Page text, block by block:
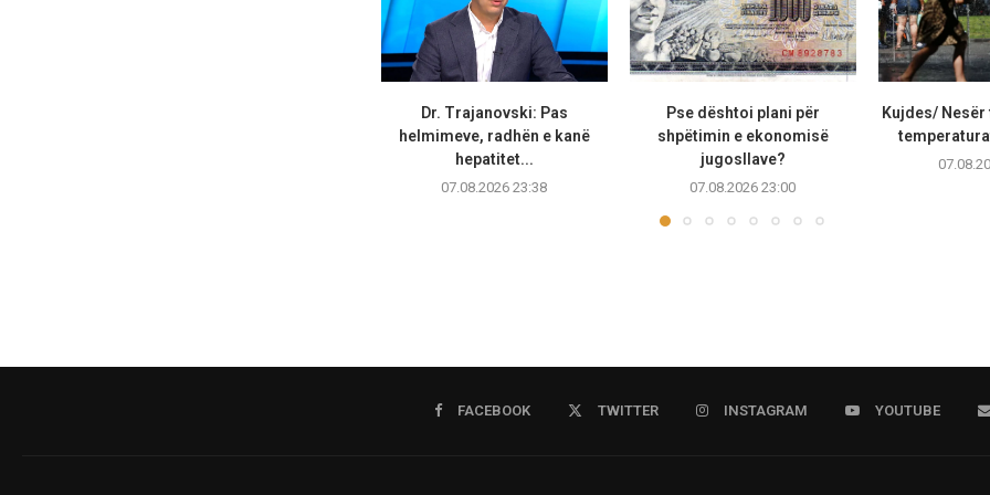
Dr. Trajanovski: Pas
helmimeve, radhën e kanë
hepatitet...
07.08.2026 23:38
Pse dështoi plani për
shpëtimin e ekonomisë
jugosllave?
07.08.2026 23:00
Kujdes/
FACEBOOK TWITTER INSTAGRAM YOUTUBE